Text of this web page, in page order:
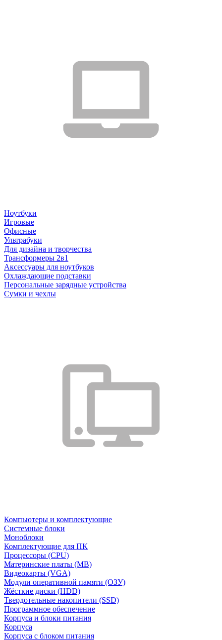
Ноутбуки
Игровые
Офисные
Ультрабуки
Для дизайна и творчества
Трансформеры 2в1
Аксессуары для ноутбуков
Охлаждающие подставки
Персональные зарядные устройства
Сумки и чехлы
Компьютеры и комплектующие
Системные блоки
Моноблоки
Комплектующие для ПК
Процессоры (CPU)
Материнские платы (MB)
Видеокарты (VGA)
Модули оперативной памяти (ОЗУ)
Жёсткие диски (HDD)
Твердотельные накопители (SSD)
Программное обеспечение
Корпуса и блоки питания
Корпуса
Корпуса с блоком питания